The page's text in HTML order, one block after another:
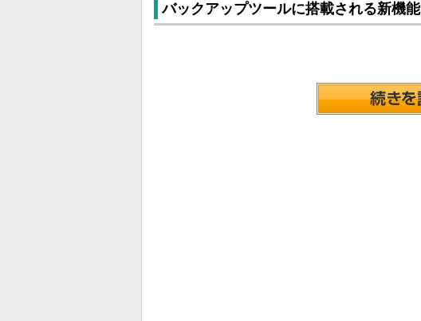
バックアップツールに搭載される新機能